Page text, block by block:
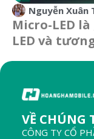
Nguyễn Xuân
Micro-LED là
LED và
VỀ CHÚNG
CÔNG TY CỔ